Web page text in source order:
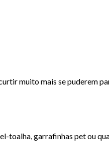
muito mais se puderem
toalha, garrafinhas pet ou